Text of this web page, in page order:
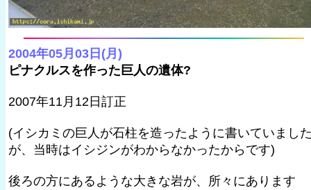
2004年05月03日(月)
ピナクルスを作った巨人の遺体?
2007年11月12日訂正
(イシカミの巨人が石柱を造ったように書いていまし
が、当時はイシジンがわからなかったからです)
後ろの方にあるような大きな岩が、所々にあります